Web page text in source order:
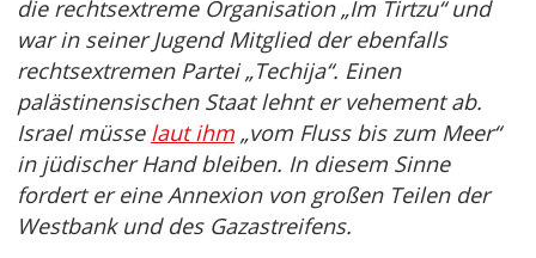
die rechtsextreme Organisation „Im Tirtzu“ und
war in seiner Jugend Mitglied der ebenfalls
rechtsextremen Partei „Techija“. Einen
palästinensischen Staat lehnt er vehement ab.
Israel müsse laut ihm „vom Fluss bis zum Meer“
in jüdischer Hand bleiben. In diesem Sinne
fordert er eine Annexion von großen Teilen der
Westbank und des Gazastreifens.